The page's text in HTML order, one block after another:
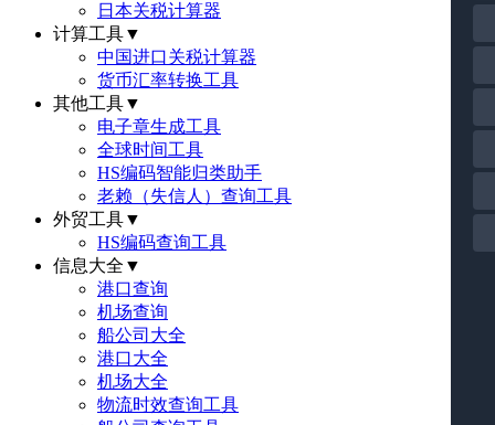
日本关税计算器
计算工具▼
中国进口关税计算器
货币汇率转换工具
其他工具▼
电子章生成工具
全球时间工具
HS编码智能归类助手
老赖（失信人）查询工具
外贸工具▼
HS编码查询工具
信息大全 ▼
港口查询
机场查询
船公司大全
港口大全
机场大全
物流时效查询工具